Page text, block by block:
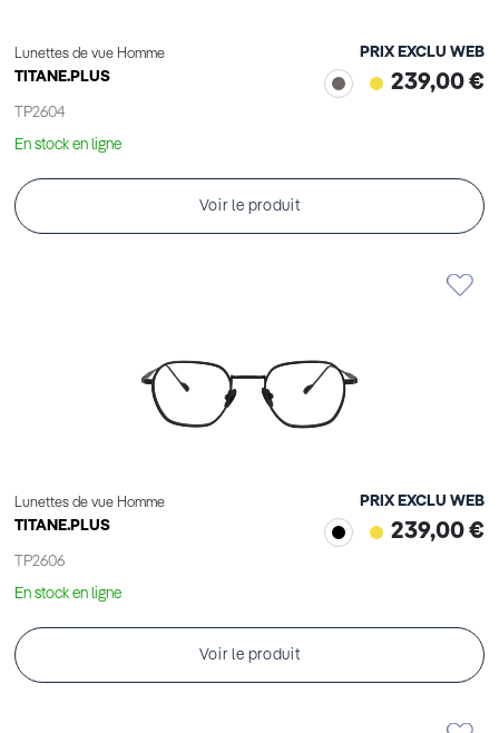
Lunettes de vue Homme
TITANE.PLUS
TP2604
PRIX EXCLU WEB
239,00 €
En stock en ligne
Voir le produit
Lunettes de vue Homme
TITANE.PLUS
TP2606
PRIX EXCLU WEB
239,00 €
En stock en ligne
Voir le produit